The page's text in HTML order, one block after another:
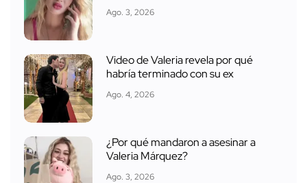
Ago. 3, 2026
Video de Valeria revela por qué
habría terminado con su ex
Ago. 4, 2026
¿Por qué mandaron a asesinar a
Valeria Márquez?
Ago. 3, 2026